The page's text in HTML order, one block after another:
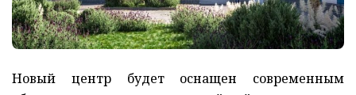
Новый центр будет оснащен современным